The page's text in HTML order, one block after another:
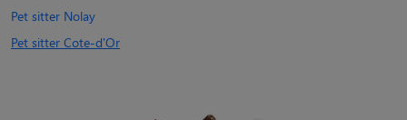
Pet sitter Nolay
Pet sitter Cote-d'Or